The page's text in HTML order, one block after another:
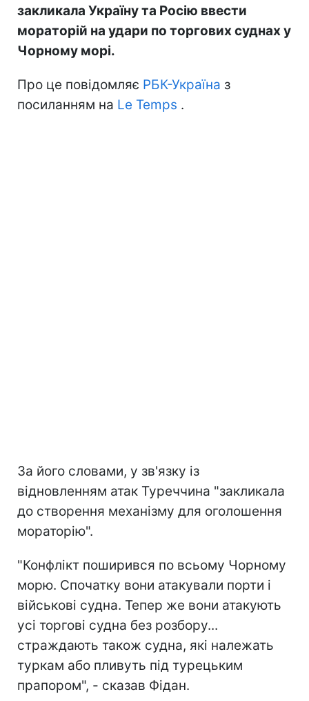
закликала Україну та Росію ввести
мораторій на удари по торгових суднах у
Чорному морі.
Про це повідомляє РБК-Україна з
посиланням на Le Temps .
За його словами, у зв'язку із
відновленням атак Туреччина "закликала
до створення механізму для оголошення
мораторію".
"Конфлікт поширився по всьому Чорному
морю. Спочатку вони атакували порти і
військові судна. Тепер же вони атакують
усі торгові судна без розбору...
страждають також судна, які належать
туркам або пливуть під турецьким
прапором", - сказав Фідан.